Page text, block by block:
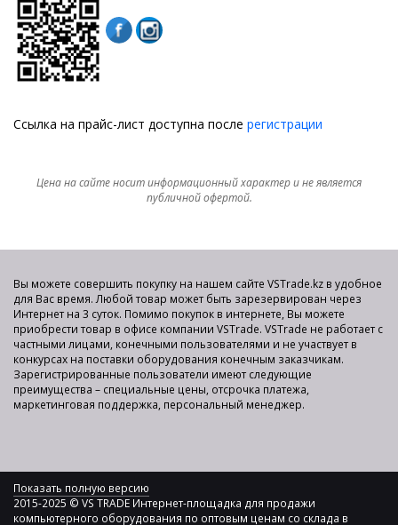
Ссылка на прайс-лист доступна после регистрации
Цена на сайте носит информационный характер и не является
публичной офертой.
Вы можете совершить покупку на нашем сайте VSTrade.kz в удобное
для Вас время. Любой товар может быть зарезервирован через
Интернет на 3 суток. Помимо покупок в интернете, Вы можете
приобрести товар в офисе компании VSTrade. VSTrade не работает с
частными лицами, конечными пользователями и не участвует в
конкурсах на поставки оборудования конечным заказчикам.
Зарегистрированные пользователи имеют следующие
преимущества – специальные цены, отсрочка платежа,
маркетинговая поддержка, персональный менеджер.
Показать полную версию
2015-2025 © VS TRADE Интернет-площадка для продажи
компьютерного оборудования по оптовым ценам со склада в